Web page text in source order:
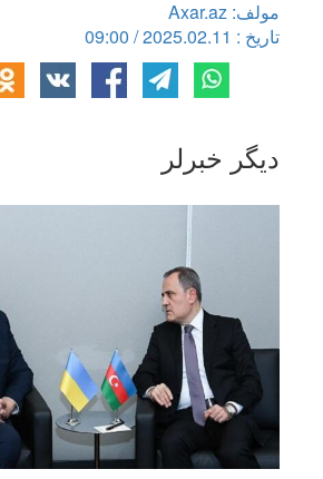
مولف: Axar.az
تاریخ : 2025.02.11 / 09:00
دیگر خبرلر